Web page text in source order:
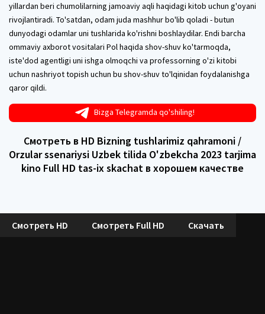
yillardan beri chumolilarning jamoaviy aqli haqidagi kitob uchun g'oyani
rivojlantiradi. To'satdan, odam juda mashhur bo'lib qoladi - butun
dunyodagi odamlar uni tushlarida ko'rishni boshlaydilar. Endi barcha
ommaviy axborot vositalari Pol haqida shov-shuv ko'tarmoqda,
iste'dod agentligi uni ishga olmoqchi va professorning o'zi kitobi
uchun nashriyot topish uchun bu shov-shuv to'lqinidan foydalanishga
qaror qildi.
Bizga Telegramda qo'shiling!
Смотреть в HD Bizning tushlarimiz qahramoni /
Orzular ssenariysi Uzbek tilida O'zbekcha 2023 tarjima
kino Full HD tas-ix skachat в хорошем качестве
Смотреть HD Смотреть Full HD Скачать